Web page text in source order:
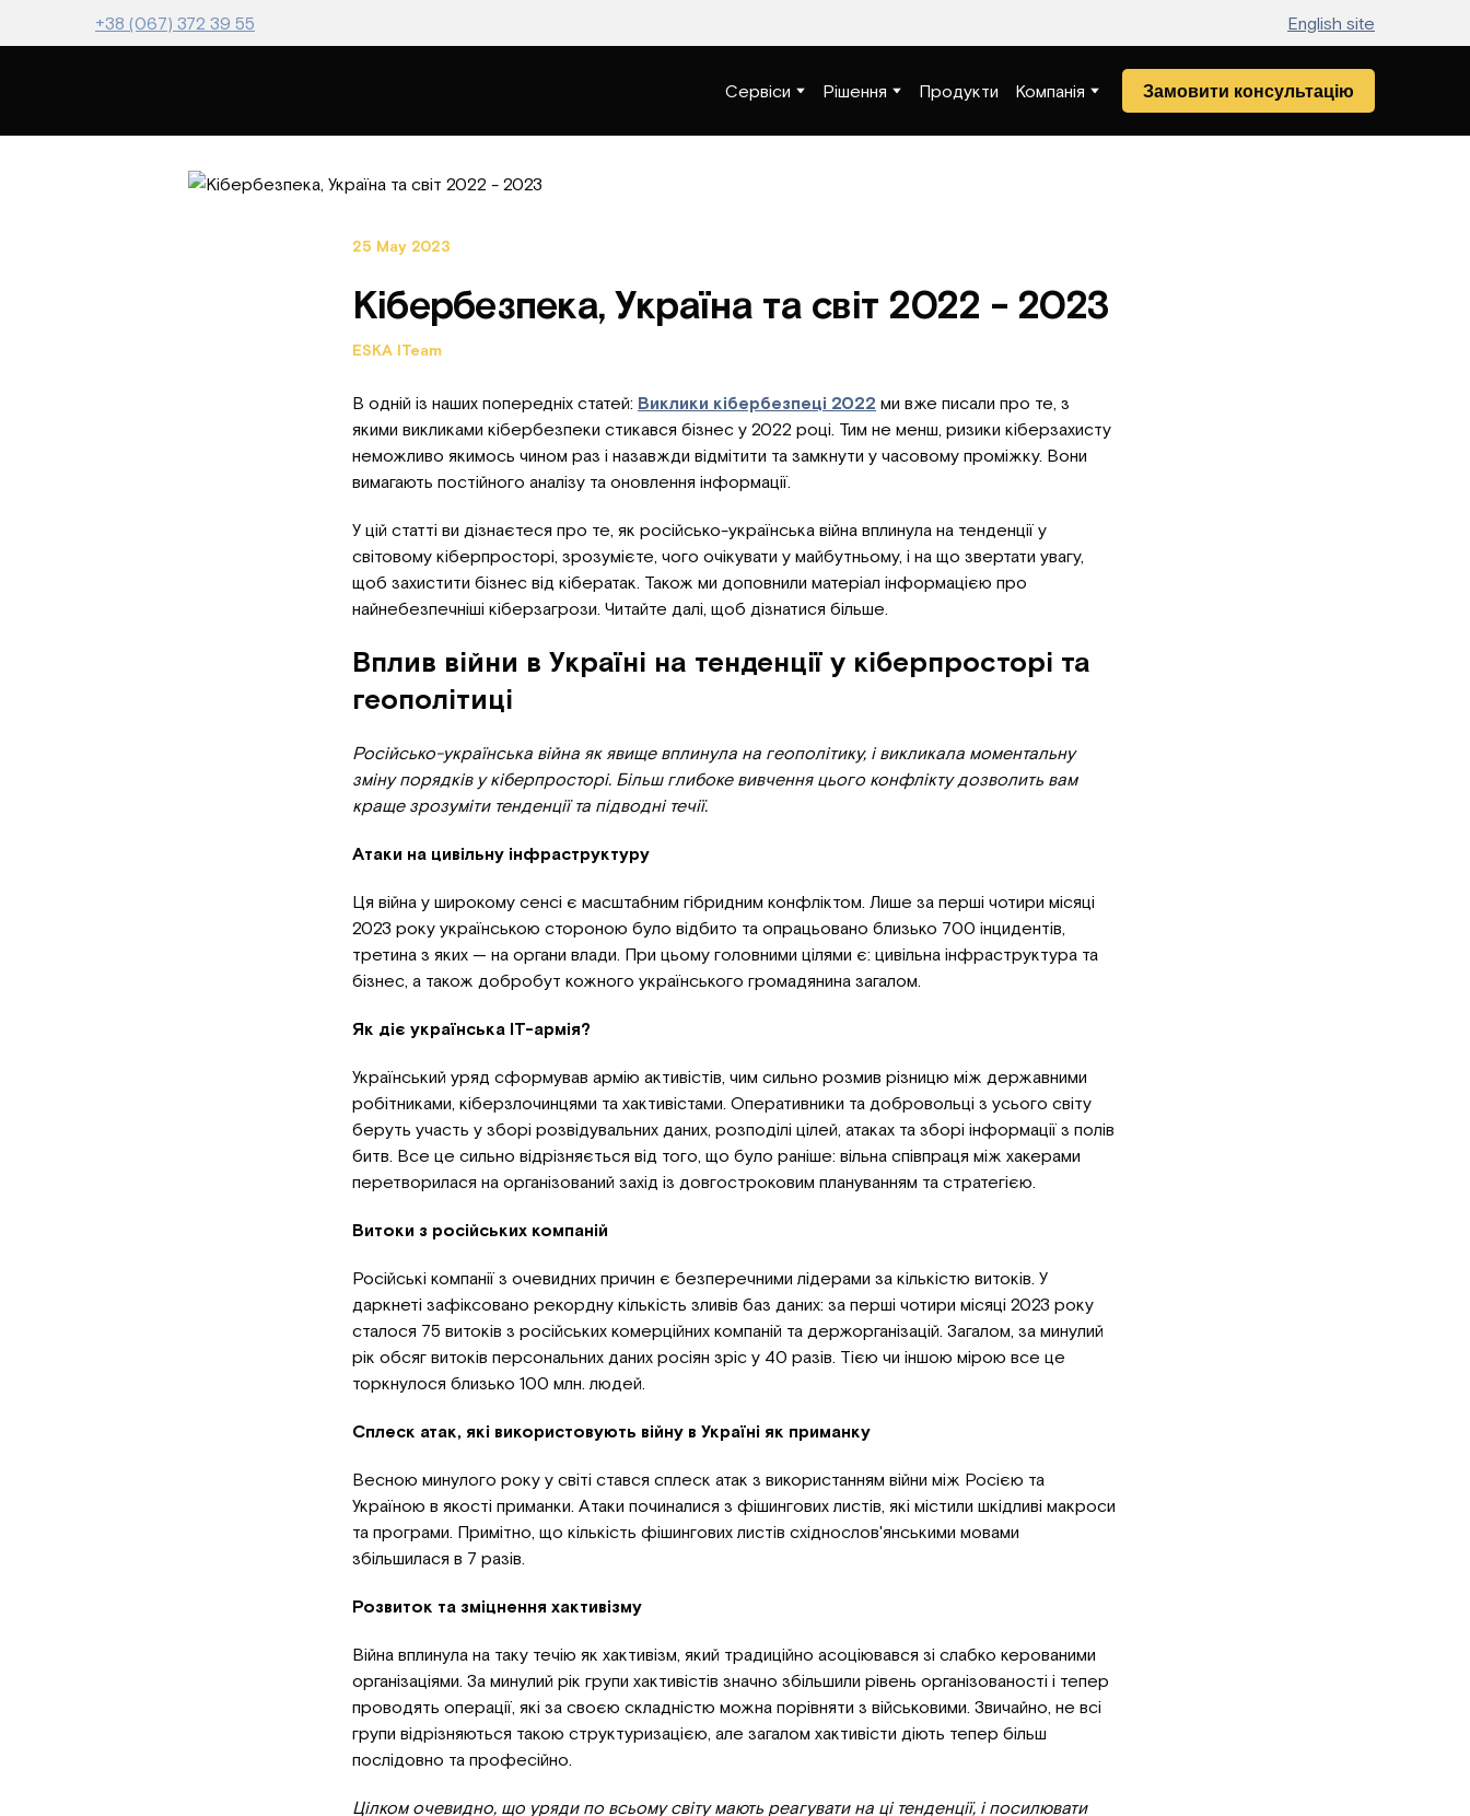
+38 (067) 372 39 55 English site
Сервіси Рішення Продукти Компанія Замовити консультацію
25 May 2023
Кібербезпека, Україна та світ 2022 - 2023
ESKA ITeam
В одній із наших попередніх статей: Виклики кібербезпеці 2022 ми вже писали про те, з
якими викликами кібербезпеки стикався бізнес у 2022 році. Тим не менш, ризики кіберзахисту
неможливо якимось чином раз і назавжди відмітити та замкнути у часовому проміжку. Вони
вимагають постійного аналізу та оновлення інформації.
У цій статті ви дізнаєтеся про те, як російсько-українська війна вплинула на тенденції у
світовому кіберпросторі, зрозумієте, чого очікувати у майбутньому, і на що звертати увагу,
щоб захистити бізнес від кібератак. Також ми доповнили матеріал інформацією про
найнебезпечніші кіберзагрози. Читайте далі, щоб дізнатися більше.
Вплив війни в Україні на тенденції у кіберпросторі та
геополітиці
Російсько-українська війна як явище вплинула на геополітику, і викликала моментальну
зміну порядків у кіберпросторі. Більш глибоке вивчення цього конфлікту дозволить вам
краще зрозуміти тенденції та підводні течії.
Атаки на цивільну інфраструктуру
Ця війна у широкому сенсі є масштабним гібридним конфліктом. Лише за перші чотири місяці
2023 року українською стороною було відбито та опрацьовано близько 700 інцидентів,
третина з яких — на органи влади. При цьому головними цілями є: цивільна інфраструктура та
бізнес, а також добробут кожного українського громадянина загалом.
Як діє українська ІТ-армія?
Український уряд сформував армію активістів, чим сильно розмив різницю між державними
робітниками, кіберзлочинцями та хактивістами. Оперативники та добровольці з усього світу
беруть участь у зборі розвідувальних даних, розподілі цілей, атаках та зборі інформації з полів
битв. Все це сильно відрізняється від того, що було раніше: вільна співпраця між хакерами
перетворилася на організований захід із довгостроковим плануванням та стратегією.
Витоки з російських компаній
Російські компанії з очевидних причин є безперечними лідерами за кількістю витоків. У
даркнеті зафіксовано рекордну кількість зливів баз даних: за перші чотири місяці 2023 року
сталося 75 витоків з російських комерційних компаній та держорганізацій. Загалом, за минулий
рік обсяг витоків персональних даних росіян зріс у 40 разів. Тією чи іншою мірою все це
торкнулося близько 100 млн. людей.
Сплеск атак, які використовують війну в Україні як приманку
Весною минулого року у світі стався сплеск атак з використанням війни між Росією та
Україною в якості приманки. Атаки починалися з фішингових листів, які містили шкідливі макроси
та програми. Примітно, що кількість фішингових листів східнослов'янськими мовами
збільшилася в 7 разів.
Розвиток та зміцнення хактивізму
Війна вплинула на таку течію як хактивізм, який традиційно асоціювався зі слабко керованими
організаціями. За минулий рік групи хактивістів значно збільшили рівень організованості і тепер
проводять операції, які за своєю складністю можна порівняти з військовими. Звичайно, не всі
групи відрізняються такою структуризацією, але загалом хактивісти діють тепер більш
послідовно та професійно.
Цілком очевидно, що уряди по всьому світу мають реагувати на ці тенденції, і посилювати